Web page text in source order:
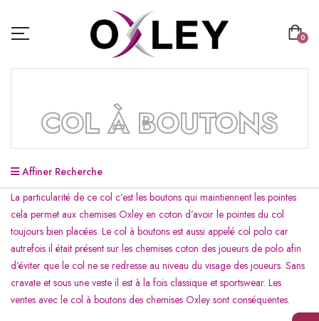
0
COL À BOUTONS
Affiner Recherche
La particularité de ce col c’est les boutons qui maintiennent les pointes
cela permet aux chemises Oxley en coton d’avoir le pointes du col
toujours bien placées. Le col à boutons est aussi appelé col polo car
autrefois il était présent sur les chemises coton des joueurs de polo afin
d’éviter que le col ne se redresse au niveau du visage des joueurs. Sans
cravate et sous une veste il est à la fois classique et sportswear. Les
ventes avec le col à boutons des chemises Oxley sont conséquentes.